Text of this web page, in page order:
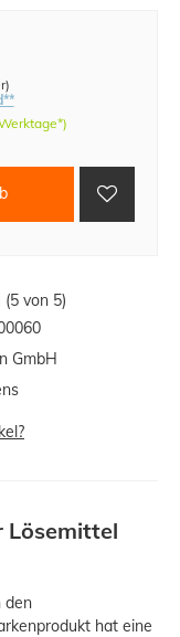
GmbH
)
(5 von 5)
Lösemittel
den
hat eine